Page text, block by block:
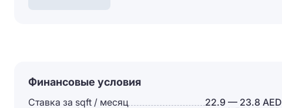
Финансовые условия
Ставка за sqft / месяц 22.9 — 23.8 AED